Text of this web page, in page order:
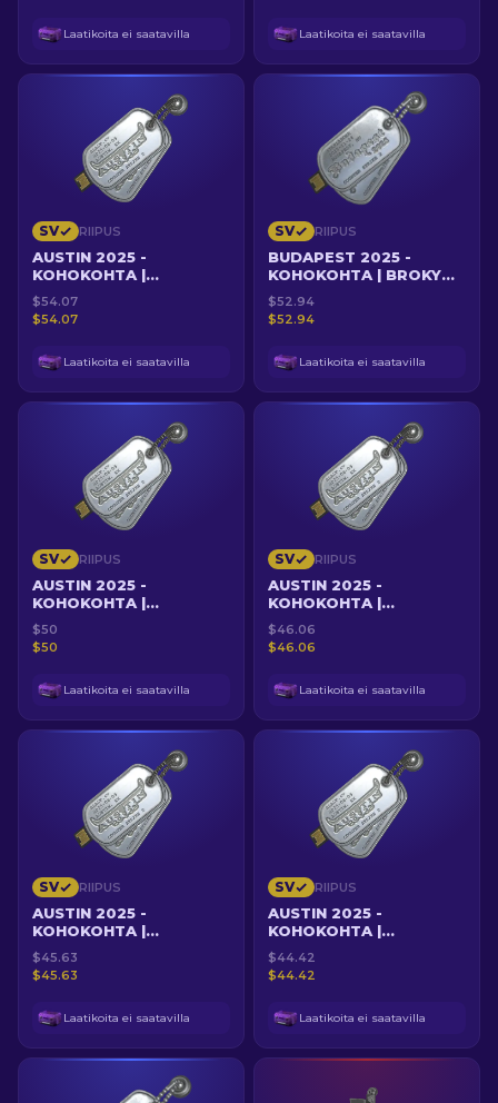
Laatikoita ei saatavilla Laatikoita ei saatavilla
SV RIIPUS
AUSTIN 2025 -
KOHOKOHTA |
YKSINÄINEN SANKARI
NQZ
$54.07
$54.07
Laatikoita ei saatavilla
SV RIIPUS
BUDAPEST 2025 -
KOHOKOHTA | BROKY
VS MOUZ KARTALLA
INFERNO
$52.94
$52.94
Laatikoita ei saatavilla
SV RIIPUS
AUSTIN 2025 -
KOHOKOHTA |
KOLMOISTAPPO
KSCERATOLLE
$50
$50
Laatikoita ei saatavilla
SV RIIPUS
AUSTIN 2025 -
KOHOKOHTA |
SAVUSTUS
$46.06
$46.06
Laatikoita ei saatavilla
SV RIIPUS
AUSTIN 2025 -
KOHOKOHTA |
TRIPLATAPPO
PISTOOLILLA MEZIILLE
$45.63
$45.63
Laatikoita ei saatavilla
SV RIIPUS
AUSTIN 2025 -
KOHOKOHTA |
KOLMOISTAPPO
DONKILLE
$44.42
$44.42
Laatikoita ei saatavilla